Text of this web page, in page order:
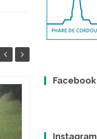
Facebook
Instagram